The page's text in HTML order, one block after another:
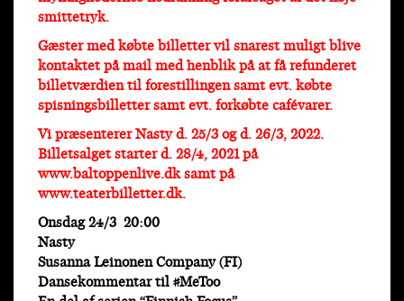
smittetryk.
Gæster med købte billetter vil snarest muligt blive
kontaktet på mail med henblik på at få refunderet
billetværdien til forestillingen samt evt. købte
spisningsbilletter samt evt. forkøbte cafévarer.
Vi præsenterer Nasty d. 25/3 og d. 26/3, 2022.
Billetsalget starter d. 28/4, 2021 på
www.baltoppenlive.dk samt på
www.teaterbilletter.dk.
Onsdag 24/3 20:00
Nasty
Susanna Leinonen Company (FI)
Dansekommentar til #MeToo